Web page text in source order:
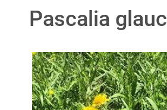
Pascalia